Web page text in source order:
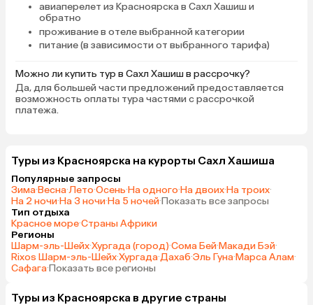
авиаперелет из Красноярска в Сахл Хашиш и
обратно
проживание в отеле выбранной категории
питание (в зависимости от выбранного тарифа)
Можно ли купить тур в Сахл Хашиш в рассрочку?
Да, для большей части предложений предоставляется
возможность оплаты тура частями с рассрочкой
платежа.
Туры из Красноярска на курорты Сахл Хашиша
Популярные запросы
Зима·Весна·Лето·Осень·На одного·На двоих·На троих·
На 2 ночи·На 3 ночи·На 5 ночей·Показать все запросы
Тип отдыха
Красное море·Страны Африки
Регионы
Шарм-эль-Шейх·Хургада (город)·Сома Бей·Макади Бэй·
Rixos Шарм-эль-Шейх·Хургада·Дахаб·Эль Гуна·Марса Алам·
Сафага·Показать все регионы
Туры из Красноярска в другие страны